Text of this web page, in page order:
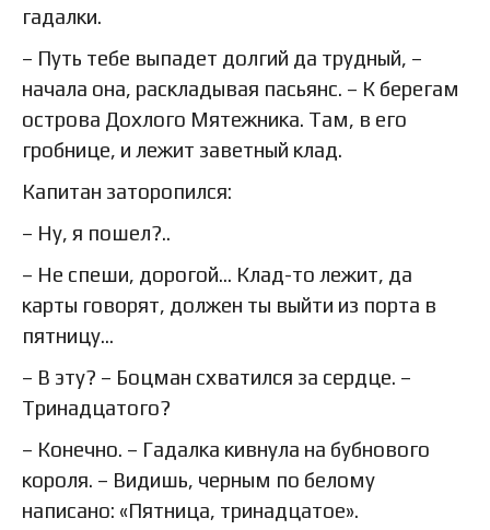
гадалки.
– Путь тебе выпадет долгий да трудный, –
начала она, раскладывая пасьянс. – К берегам
острова Дохлого Мятежника. Там, в его
гробнице, и лежит заветный клад.
Капитан заторопился:
– Ну, я пошел?..
– Не спеши, дорогой… Клад-то лежит, да
карты говорят, должен ты выйти из порта в
пятницу…
– В эту? – Боцман схватился за сердце. –
Тринадцатого?
– Конечно. – Гадалка кивнула на бубнового
короля. – Видишь, черным по белому
написано: «Пятница, тринадцатое».